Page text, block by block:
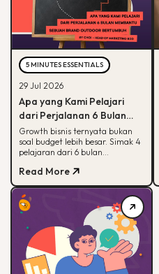
5 MINUTES ESSENTIALS
29 Jul 2026
Apa yang Kami Pelajari
dari Perjalanan 6 Bulan
Membantu Sebuah Brand
Outdoor Bertumbuh
Growth bisnis ternyata bukan
soal budget lebih besar. Simak 4
pelajaran dari 6 bulan
memahami peran tiap channel
marketing
Read More